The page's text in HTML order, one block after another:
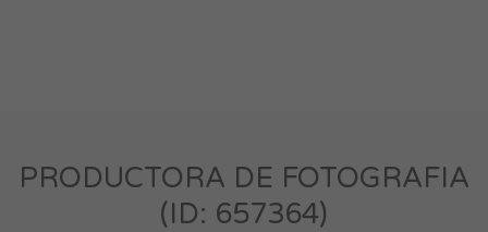
PRODUCTORA DE FOTOGRAFIA
(ID: 657364)